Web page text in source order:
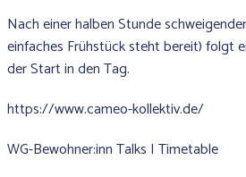
Nach einer halben Stunde
einfaches Frühstück steht bereit) folgt
der Start in den Tag.
https://www.cameo-kollektiv.de/
WG-Bewohner:inn Talks I Timetable